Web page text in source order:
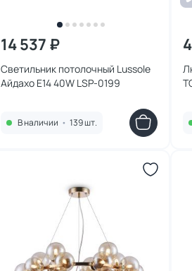
14 537 ₽
Светильник потолочный Lussole
Айдахо E14 40W LSP-0199
В наличии • 139 шт.